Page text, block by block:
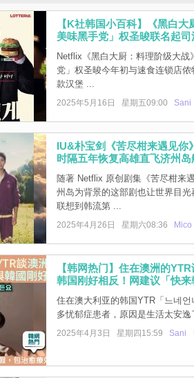
【K社韩国小百科】《黑白
美味黑手党」权圣晙联名起
Netflix《黑白大厨：料理阶级大
党」权圣晙今年初与速食连锁店
款汉堡 ...
2025年5月16日 星期五09:00 Sani
IU&朴宝剑《苦尽柑来遇见你
时隔五年恢复高雄直飞济州岛
随著 Netflix 原创剧集《苦尽柑来
州岛为背景的这部剧也让世界目
联想到韩流第 ...
2025年4月26日 星期六08:36 Mico
【韩网热门】住在澳洲的
韩国刚好相反！网建议「快来
住在澳大利亚的韩国YTR「느네
多忧郁症患者，原因是生活太安逸
2025年4月3日 星期四15:59 Sani